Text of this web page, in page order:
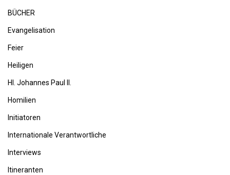
BÜCHER
Evangelisation
Feier
Heiligen
Hl. Johannes Paul II.
Homilien
Initiatoren
Internationale Verantwortliche
Interviews
Itineranten